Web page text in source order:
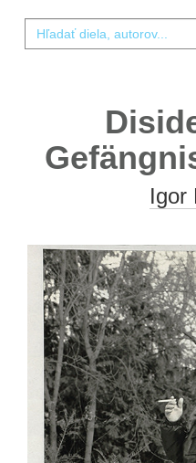
Igor